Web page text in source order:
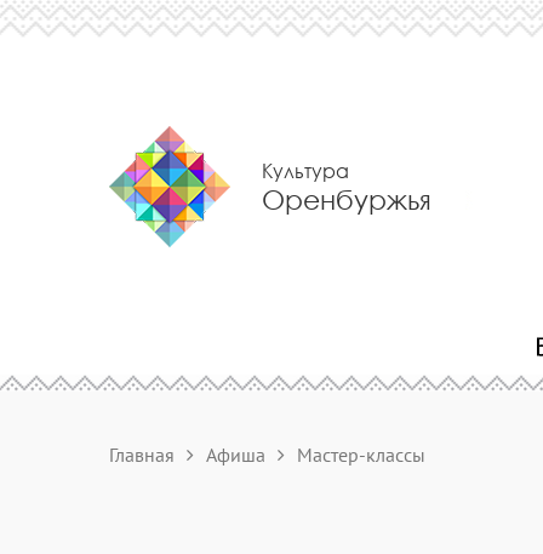
Культура
Оренбуржья
Главная Афиша Мастер-классы